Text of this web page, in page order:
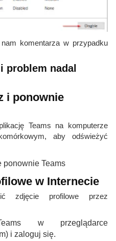
komentarza w przypadku
problem nadal
i ponownie
Teams na komputerze
aby odświeżyć
w Internecie
zdjęcie profilowe przez
w przeglądarce
i zaloguj się.